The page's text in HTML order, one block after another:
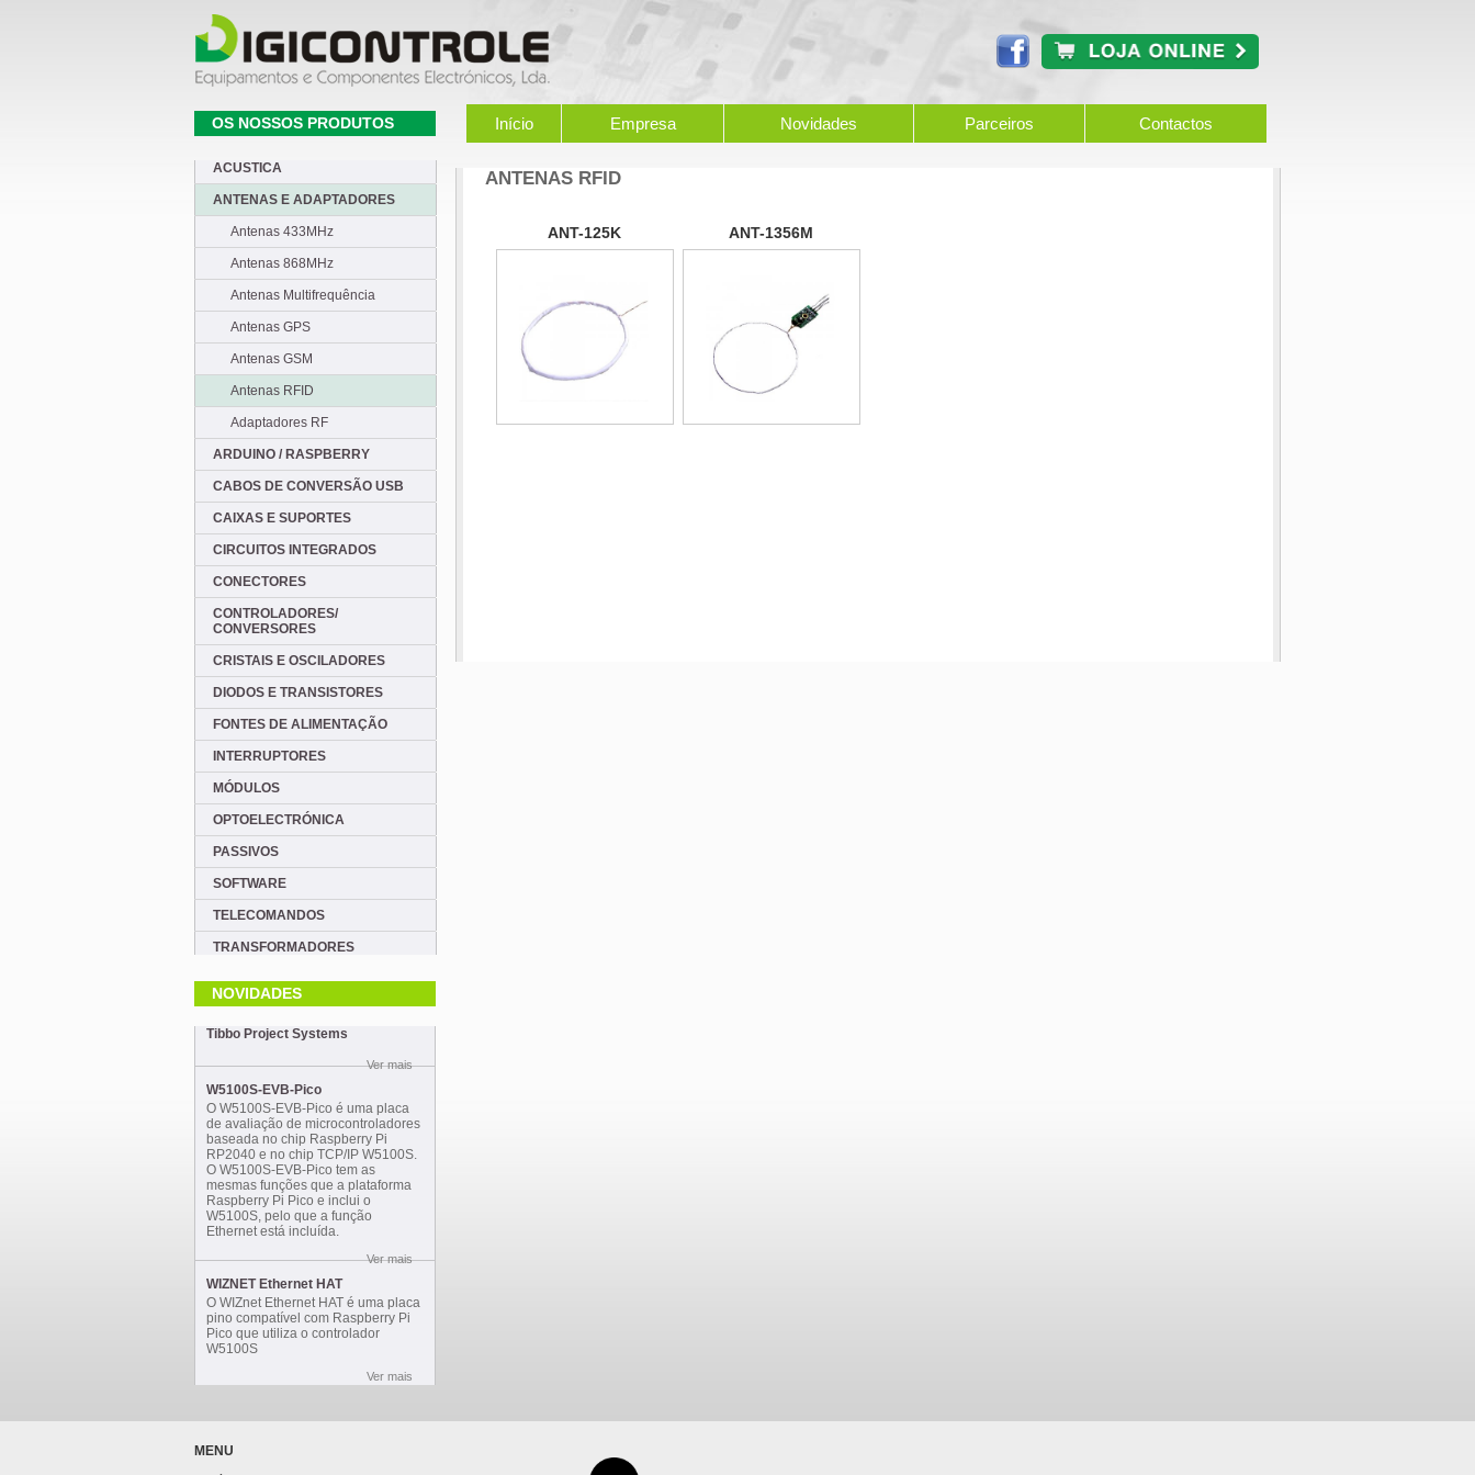
Início Empresa Novidades Parceiros Contactos
ANTENAS RFID
ANT-125K ANT-1356M
OS NOSSOS PRODUTOS
ACUSTICA
ANTENAS E ADAPTADORES
Antenas 433MHz
Antenas 868MHz
Antenas Multifrequência
Antenas GPS
Antenas GSM
Antenas RFID
Adaptadores RF
ARDUINO / RASPBERRY
CABOS DE CONVERSÃO USB
CAIXAS E SUPORTES
CIRCUITOS INTEGRADOS
CONECTORES
CONTROLADORES/
CONVERSORES
CRISTAIS E OSCILADORES
DIODOS E TRANSISTORES
FONTES DE ALIMENTAÇÃO
INTERRUPTORES
MÓDULOS
OPTOELECTRÓNICA
PASSIVOS
SOFTWARE
TELECOMANDOS
TRANSFORMADORES
NOVIDADES
Tibbo Project Systems
Ver mais
W5100S-EVB-Pico
O W5100S-EVB-Pico é uma placa
de avaliação de microcontroladores
baseada no chip Raspberry Pi
RP2040 e no chip TCP/IP W5100S.
O W5100S-EVB-Pico tem as
mesmas funções que a plataforma
Raspberry Pi Pico e inclui o
W5100S, pelo que a função
Ethernet está incluída.
Ver mais
WIZNET Ethernet HAT
O WIZnet Ethernet HAT é uma placa
pino compatível com Raspberry Pi
Pico que utiliza o controlador
W5100S
Ver mais
MENU